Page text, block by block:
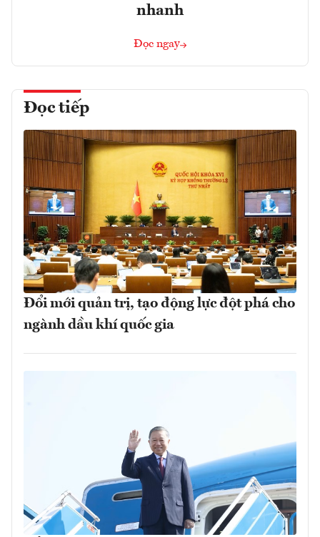
nhanh
Đọc ngay
Đọc tiếp
Đổi mới quản trị, tạo động lực đột phá cho
ngành dầu khí quốc gia